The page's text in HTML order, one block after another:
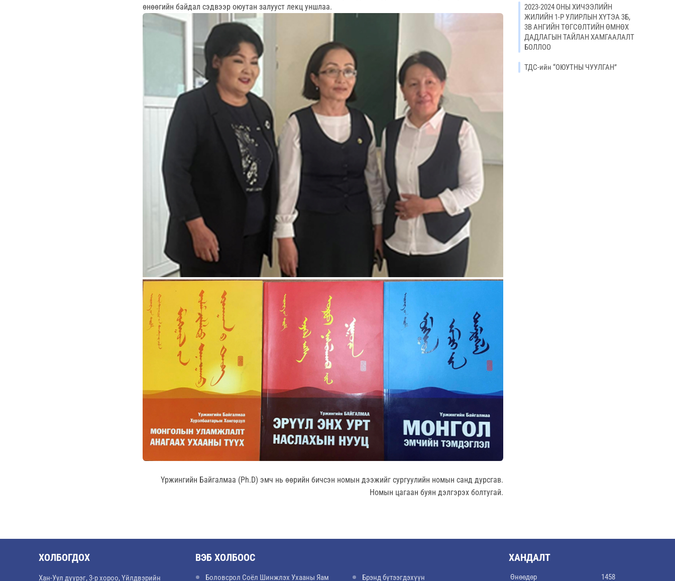
өнөөгийн байдал сэдвээр оюутан залууст лекц уншлаа.
Үржингийн Байгалмаа (Ph.D) эмч нь өөрийн бичсэн номын дээжийг сургуулийн номын санд дурсгав.
Номын цагаан буян дэлгэрэх болтугай.
2023-2024 ОНЫ ХИЧЭЭЛИЙН
ЖИЛИЙН 1-Р УЛИРЛЫН ХҮТЭА 3Б,
3В АНГИЙН ТӨГСӨЛТИЙН ӨМНӨХ
ДАДЛАГЫН ТАЙЛАН ХАМГААЛАЛТ
БОЛЛОО
ТДС-ийн “ОЮУТНЫ ЧУУЛГАН”
ХОЛБОГДОХ
Хан-Уул дүүрэг, 3-р хороо, Үйлдвэрийн
ВЭБ ХОЛБООС
Боловсрол Соёл Шинжлэх Ухааны Яам Брэнд бүтээгдэхүүн
ХАНДАЛТ
Өнөөдөр 1458